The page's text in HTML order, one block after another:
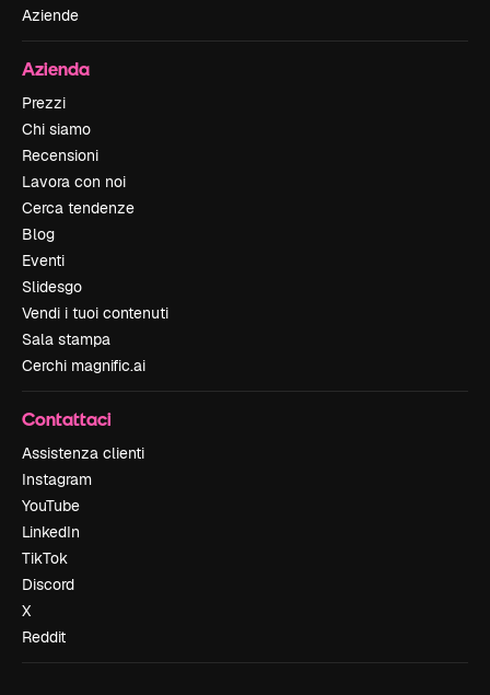
Aziende
Azienda
Prezzi
Chi siamo
Recensioni
Lavora con noi
Cerca tendenze
Blog
Eventi
Slidesgo
Vendi i tuoi contenuti
Sala stampa
Cerchi magnific.ai
Contattaci
Assistenza clienti
Instagram
YouTube
LinkedIn
TikTok
Discord
X
Reddit